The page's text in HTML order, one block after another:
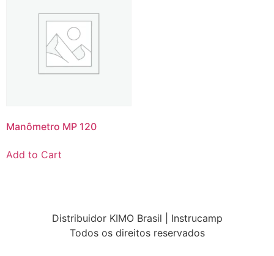
Manômetro MP 120
Add to Cart
Distribuidor KIMO Brasil | Instrucamp
Todos os direitos reservados